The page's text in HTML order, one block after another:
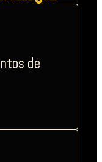
de